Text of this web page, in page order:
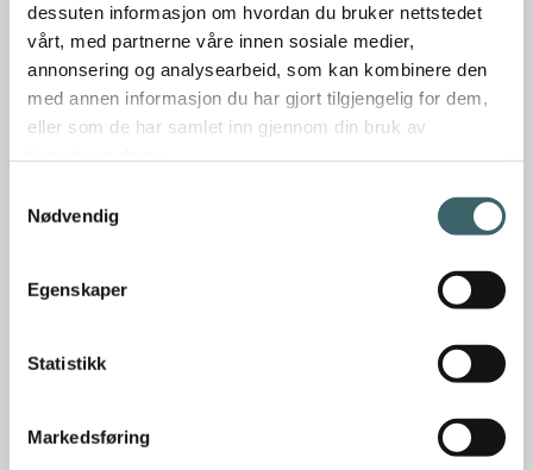
dessuten informasjon om hvordan du bruker nettstedet
vårt, med partnerne våre innen sosiale medier,
annonsering og analysearbeid, som kan kombinere den
med annen informasjon du har gjort tilgjengelig for dem,
eller som de har samlet inn gjennom din bruk av
Nødvendig
Egenskaper
Statistikk
Markedsføring